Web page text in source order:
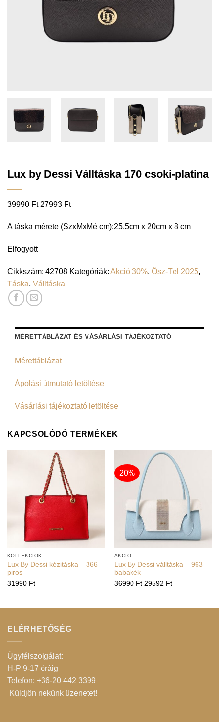
Lux by Dessi Válltáska 170 csoki-platina
39990Ft 27993 Ft
A táska mérete (SzxMxMé cm):25,5cm x 20cm x 8 cm
Elfogyott
Cikkszám: 42708 Kategóriák: Akció 30%, Ősz-Tél 2025,
Táska, Válltáska
MÉRETTÁBLÁZAT ÉS VÁSÁRLÁSI TÁJÉKOZTATÓ
Mérettáblázat
Ápolási útmutató letöltése
Vásárlási tájékoztató letöltése
KAPCSOLÓDÓ TERMÉKEK
KOLLEKCIÓK
Lux By Dessi kézitáska – 366
piros
31990 Ft
20%
AKCIÓ
Lux By Dessi válltáska – 963
babakék
36990Ft 29592 Ft
ELÉRHETŐSÉG
Ügyfélszolgálat:
H-P 9-17 óráig
Telefon: +36-20 442 3399
Küldjön nekünk üzenetet!